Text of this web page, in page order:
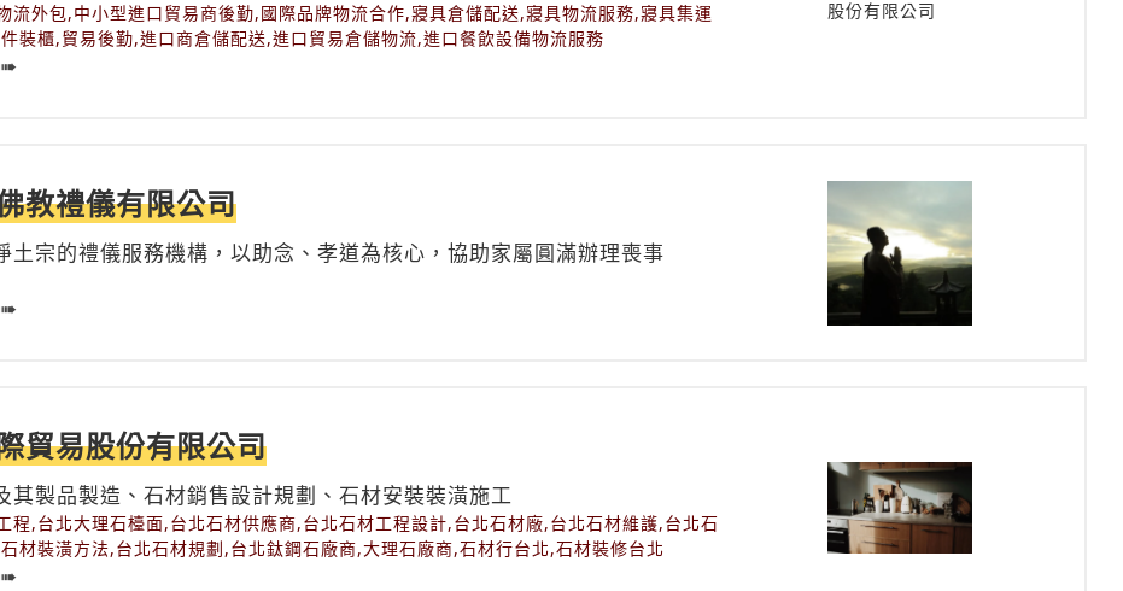
流外包,中小型進口貿易商後勤,國際品牌物流合作,寢具倉儲配送,寢具物流服務,寢具集運
裝櫃,貿易後勤,進口商倉儲配送,進口貿易倉儲物流,進口餐飲設備物流服務
教禮儀有限公司
土宗的禮儀服務機構，以助念、孝道為核心，協助家屬圓滿辦理喪事
貿易股份有限公司
其製品製造、石材銷售設計規劃、石材安裝裝潢施工
程,台北大理石檯面,台北石材供應商,台北石材工程設計,台北石材廠,台北石材維護,台北石
材裝潢方法,台北石材規劃,台北鈦鋼石廠商,大理石廠商,石材行台北,石材裝修台北